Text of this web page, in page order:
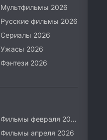
Мультфильмы 2026
Русские фильмы 2026
Сериалы 2026
Ужасы 2026
Фэнтези 2026
Фильмы февраля 2026
Фильмы апреля 2026